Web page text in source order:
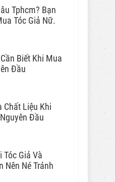
Tphcm? Bạn
Tóc Giả Nữ.
Biết Khi Mua
Đầu
Chất Liệu Khi
Đầu
Giả Và
Nên Né Tránh